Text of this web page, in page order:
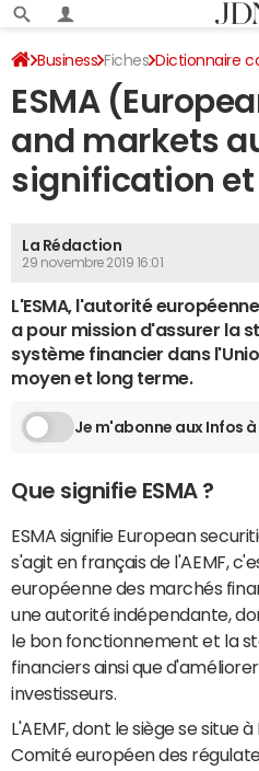
Business Fiches Dictionnaire
ESMA
and markets
signification et
La Rédaction
29 novembre 2019 16:01
L'ESMA, l'autorité
a pour mission d'assurer la
système financier dans
moyen et long terme.
Je m'abonne aux Infos
Que signifie ESMA ?
ESMA signifie European
s'agit en français de l'AEMF,
européenne des marchés
une autorité indépendante,
le bon fonctionnement et la
financiers ainsi que
investisseurs.
L'AEMF, dont le siège se situe
Comité européen des